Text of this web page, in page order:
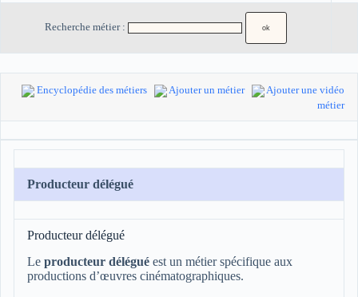
Recherche métier :
Encyclopédie des métiers Ajouter un métier
Ajouter une vidéo
métier
Producteur délégué
Producteur délégué
Le producteur délégué est un métier spécifique aux
productions d’œuvres cinématographiques.